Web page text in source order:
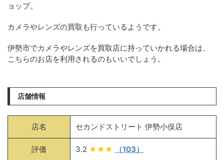
ョップ。
カメラやレンズの買取も行っているようです。
伊勢市でカメラやレンズを買取店に持っていかれる場合は、
こちらのお店を利用されるのもいいでしょう。
店舗情報
店名 セカンドストリート 伊勢小俣店
評価 3.2 ★★★ （103）